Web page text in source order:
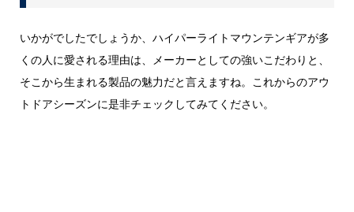
いかがでしたでしょうか、ハイパーライトマウンテンギアが多
くの人に愛される理由は、メーカーとしての強いこだわりと、
そこから生まれる製品の魅力だと言えますね。これからのアウ
トドアシーズンに是非チェックしてみてください。